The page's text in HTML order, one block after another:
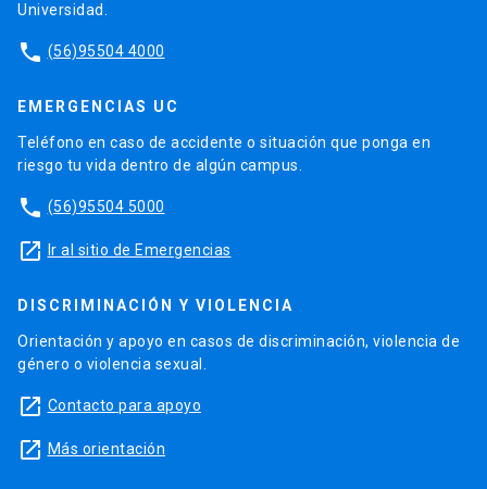
Universidad.
phone (56)95504 4000
EMERGENCIAS UC
Teléfono en caso de accidente o situación que ponga en
riesgo tu vida dentro de algún campus.
phone (56)95504 5000
launch Ir al sitio de Emergencias
DISCRIMINACIÓN Y VIOLENCIA
Orientación y apoyo en casos de discriminación, violencia de
género o violencia sexual.
launch Contacto para apoyo
launch Más orientación